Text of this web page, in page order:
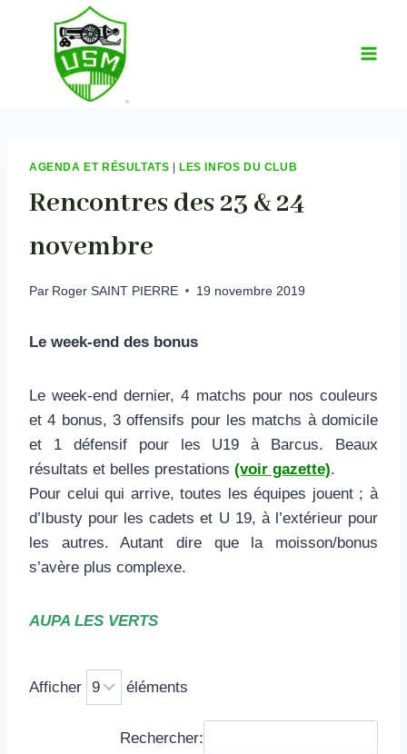
AGENDA ET RÉSULTATS LES INFOS DU CLUB
Rencontres des 23 & 24
novembre
Par Roger SAINT PIERRE 19 novembre 2019
Le week-end des bonus
Le week-end dernier, 4 matchs pour nos couleurs
et 4 bonus, 3 offensifs pour les matchs à domicile
et 1 défensif pour les U19 à Barcus. Beaux
résultats et belles prestations (voir gazette).
Pour celui qui arrive, toutes les équipes jouent ; à
d’Ibusty pour les cadets et U 19, à l’extérieur pour
les autres. Autant dire que la moisson/bonus
s’avère plus complexe.
AUPA LES VERTS
Afficher éléments
Rechercher: